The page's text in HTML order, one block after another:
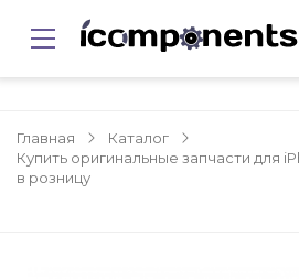
Главная
Каталог
Купить оригинальные запчасти для
в розницу